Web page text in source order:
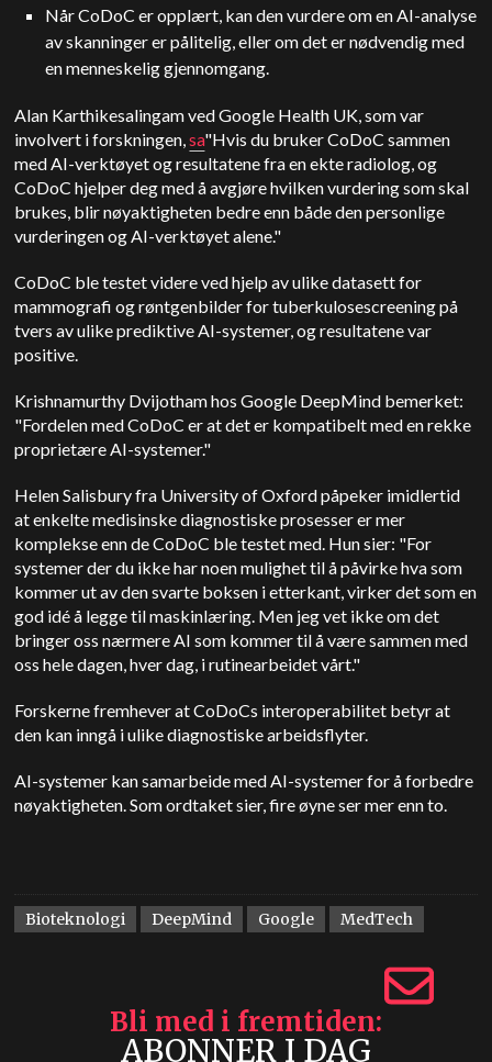
Når CoDoC er opplært, kan den vurdere om en AI-analyse
av skanninger er pålitelig, eller om det er nødvendig med
en menneskelig gjennomgang.
Alan Karthikesalingam ved Google Health UK, som var
involvert i forskningen,sa"Hvis du bruker CoDoC sammen
med AI-verktøyet og resultatene fra en ekte radiolog, og
CoDoC hjelper deg med å avgjøre hvilken vurdering som skal
brukes, blir nøyaktigheten bedre enn både den personlige
vurderingen og AI-verktøyet alene."
CoDoC ble testet videre ved hjelp av ulike datasett for
mammografi og røntgenbilder for tuberkulosescreening på
tvers av ulike prediktive AI-systemer, og resultatene var
positive.
Krishnamurthy Dvijotham hos Google DeepMind bemerket:
"Fordelen med CoDoC er at det er kompatibelt med en rekke
proprietære AI-systemer."
Helen Salisbury fra University of Oxford påpeker imidlertid
at enkelte medisinske diagnostiske prosesser er mer
komplekse enn de CoDoC ble testet med. Hun sier: "For
systemer der du ikke har noen mulighet til å påvirke hva som
kommer ut av den svarte boksen i etterkant, virker det som en
god idé å legge til maskinlæring. Men jeg vet ikke om det
bringer oss nærmere AI som kommer til å være sammen med
oss hele dagen, hver dag, i rutinearbeidet vårt."
Forskerne fremhever at CoDoCs interoperabilitet betyr at
den kan inngå i ulike diagnostiske arbeidsflyter.
AI-systemer kan samarbeide med AI-systemer for å forbedre
nøyaktigheten. Som ordtaket sier, fire øyne ser mer enn to.
Bioteknologi DeepMind Google MedTech
Bli med i fremtiden
ABONNER I DAG